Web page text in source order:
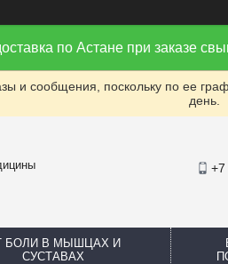
по Астане при заказе
и сообщения, поскольку по ее
день.
+7
БОЛИ В МЫШЦАХ И
СУСТАВАХ